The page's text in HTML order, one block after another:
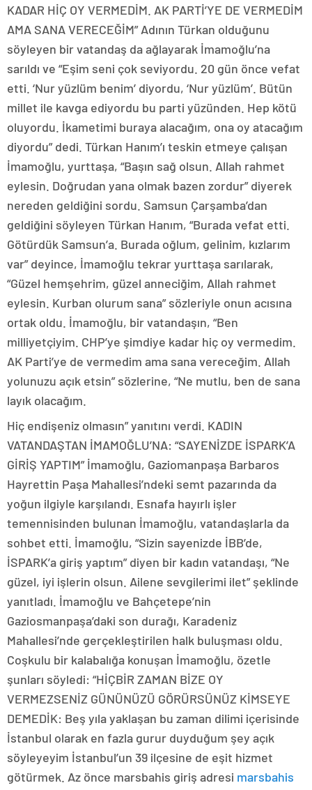
KADAR HİÇ OY VERMEDİM. AK PARTİ’YE DE VERMEDİM
AMA SANA VERECEĞİM” Adının Türkan olduğunu
söyleyen bir vatandaş da ağlayarak İmamoğlu’na
sarıldı ve “Eşim seni çok seviyordu. 20 gün önce vefat
etti. ‘Nur yüzlüm benim’ diyordu, ‘Nur yüzlüm’. Bütün
millet ile kavga ediyordu bu parti yüzünden. Hep kötü
oluyordu. İkametimi buraya alacağım, ona oy atacağım
diyordu” dedi. Türkan Hanım’ı teskin etmeye çalışan
İmamoğlu, yurttaşa, “Başın sağ olsun. Allah rahmet
eylesin. Doğrudan yana olmak bazen zordur” diyerek
nereden geldiğini sordu. Samsun Çarşamba’dan
geldiğini söyleyen Türkan Hanım, “Burada vefat etti.
Götürdük Samsun’a. Burada oğlum, gelinim, kızlarım
var” deyince, İmamoğlu tekrar yurttaşa sarılarak,
“Güzel hemşehrim, güzel anneciğim, Allah rahmet
eylesin. Kurban olurum sana” sözleriyle onun acısına
ortak oldu. İmamoğlu, bir vatandaşın, “Ben
milliyetçiyim. CHP’ye şimdiye kadar hiç oy vermedim.
AK Parti’ye de vermedim ama sana vereceğim. Allah
yolunuzu açık etsin” sözlerine, “Ne mutlu, ben de sana
layık olacağım.
Hiç endişeniz olmasın” yanıtını verdi. KADIN
VATANDAŞTAN İMAMOĞLU’NA: “SAYENİZDE İSPARK’A
GİRİŞ YAPTIM” İmamoğlu, Gaziomanpaşa Barbaros
Hayrettin Paşa Mahallesi’ndeki semt pazarında da
yoğun ilgiyle karşılandı. Esnafa hayırlı işler
temennisinden bulunan İmamoğlu, vatandaşlarla da
sohbet etti. İmamoğlu, “Sizin sayenizde İBB’de,
İSPARK’a giriş yaptım” diyen bir kadın vatandaşı, “Ne
güzel, iyi işlerin olsun. Ailene sevgilerimi ilet” şeklinde
yanıtladı. İmamoğlu ve Bahçetepe’nin
Gaziosmanpaşa’daki son durağı, Karadeniz
Mahallesi’nde gerçekleştirilen halk buluşması oldu.
Coşkulu bir kalabalığa konuşan İmamoğlu, özetle
şunları söyledi: “HİÇBİR ZAMAN BİZE OY
VERMEZSENİZ GÜNÜNÜZÜ GÖRÜRSÜNÜZ KİMSEYE
DEMEDİK: Beş yıla yaklaşan bu zaman dilimi içerisinde
İstanbul olarak en fazla gurur duyduğum şey açık
söyleyeyim İstanbul’un 39 ilçesine de eşit hizmet
götürmek. Az önce marsbahis giriş adresi marsbahis